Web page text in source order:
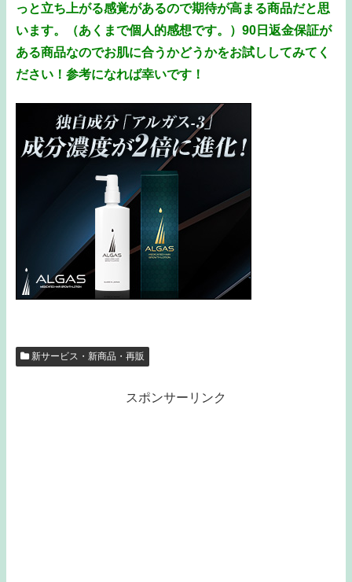
っと立ち上がる感覚があるので期待が高まる商品だと思
います。（あくまで個人的感想です。）90日返金保証が
ある商品なのでお肌に合うかどうかをお試ししてみてく
ださい！参考になれば幸いです！
新サービス・新商品・再販
スポンサーリンク